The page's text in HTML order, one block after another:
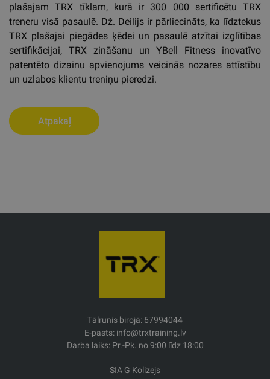
plašajam TRX tīklam, kurā ir 300 000 sertificētu TRX
treneru visā pasaulē. Dž. Deilijs ir pārliecināts, ka līdztekus
TRX plašajai piegādes ķēdei un pasaulē atzītai izglītības
sertifikācijai, TRX zināšanu un YBell Fitness inovatīvo
patentēto dizainu apvienojums veicinās nozares attīstību
un uzlabos klientu treniņu pieredzi.
Atpakaļ
Tālrunis birojā: 67994044
E-pasts: info@trxtraining.lv
Darba laiks: Pr.-Pk. no 9:00 līdz 18:00
SIA G Kolizejs